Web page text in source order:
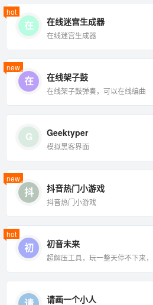
hot
在 在线迷宫生成器
在线迷宫生成器
new
在 在线架子鼓
在线架子鼓弹奏，可以在线编曲
G Geektyper
模拟黑客界面
new
抖 抖音热门小游戏
抖音热门小游戏
hot
初 初音未来
超解压工具，玩一整天停不下来
请画一个小人